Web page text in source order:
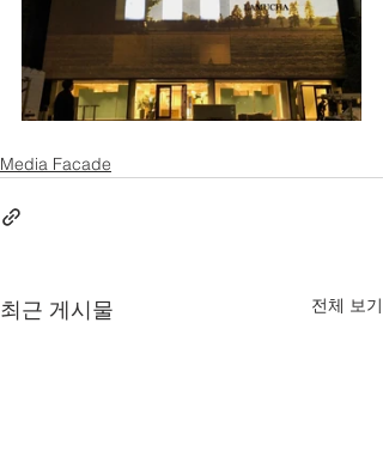
Media Facade
최근 게시물 전체 보기